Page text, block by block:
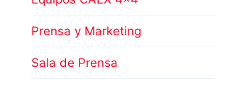
Prensa y Marketing
Sala de Prensa